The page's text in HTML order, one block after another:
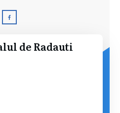
de Radauti